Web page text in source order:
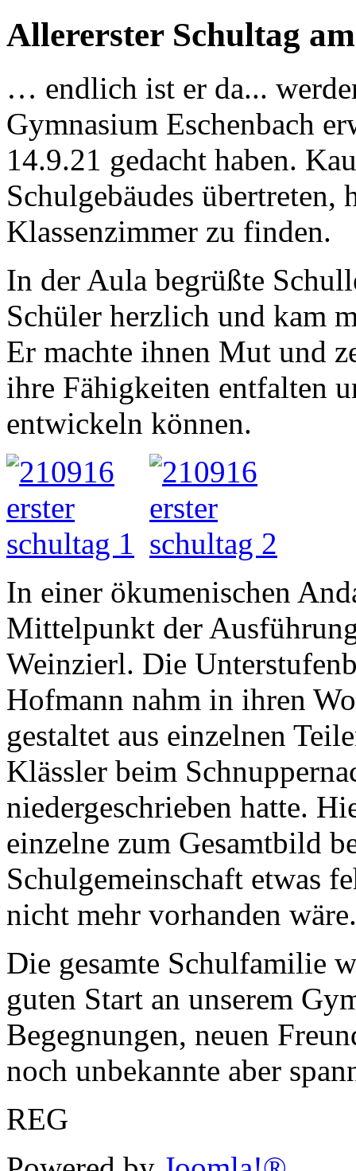
Allererster Schultag
… endlich ist er da...
Gymnasium Eschenbach
14.9.21 gedacht haben.
Schulgebäudes
Klassenzimmer zu finden.
In der Aula begrüßte
Schüler herzlich und kam
Er machte ihnen Mut und
ihre Fähigkeiten entfalten
entwickeln können.
In einer ökumenischen
Mittelpunkt der
Weinzierl. Die
Hofmann nahm in ihren
gestaltet aus einzelnen
Klässler beim
niedergeschrieben hatte.
einzelne zum Gesamtbild
Schulgemeinschaft etwas
nicht mehr vorhanden wäre.
Die gesamte Schulfamilie
guten Start an unserem
Begegnungen, neuen
noch unbekannte aber
REG